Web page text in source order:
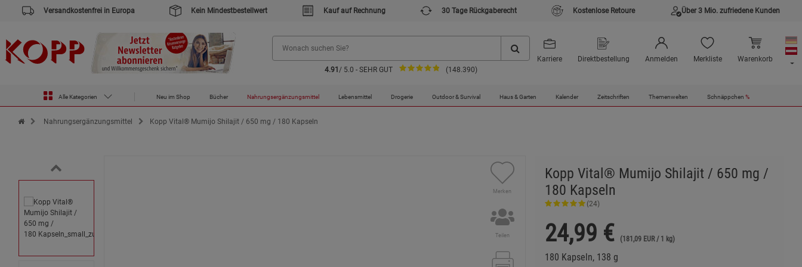
Versandkostenfrei in Europa Kein Mindestbestellwert Kauf auf Rechnung 30 Tage Rückgaberecht Kostenlose Retoure Über 3 Mio. zufriedene Kunden
4.91 / 5.0 - SEHR GUT (148.390)
Karriere Direktbestellung Anmelden Merkliste Warenkorb
Alle Kategorien Neu im Shop Bücher Nahrungsergänzungsmittel Lebensmittel Drogerie Outdoor & Survival Haus & Garten Kalender Zeitschriften Themenwelten Schnäppchen %
Zur Startseite des Kopp Verlag Online-Shop
Nahrungsergänzungsmittel Kopp Vital® Mumijo Shilajit / 650 mg / 180 Kapseln
Merken
Teilen
Kopp Vital® Mumijo Shilajit / 650 mg /
180 Kapseln
(24)
24,99 € (181,09 EUR / 1 kg)
180 Kapseln, 138 g